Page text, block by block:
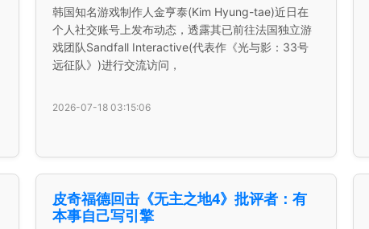
韩国知名游戏制作人金亨泰(Kim Hyung-tae)近日在
个人社交账号上发布动态，透露其已前往法国独立游
戏团队Sandfall Interactive(代表作《光与影：33号
远征队》)进行交流访问，
2026-07-18 03:15:06
皮奇福德回击《无主之地4》批评者：有
本事自己写引擎